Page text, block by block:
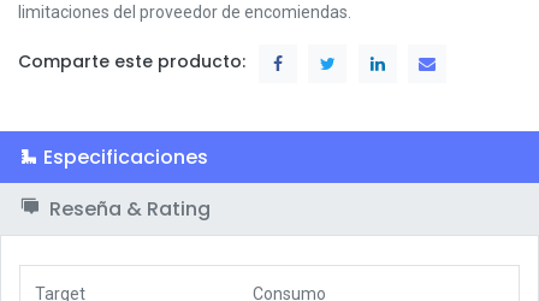
limitaciones del proveedor de encomiendas.
Comparte este producto:
Especificaciones
Reseña & Rating
Target Consumo